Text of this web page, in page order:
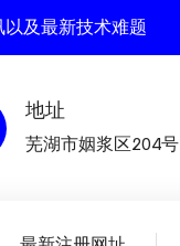
及最新技术难题
地址
芜湖市姻浆区204号